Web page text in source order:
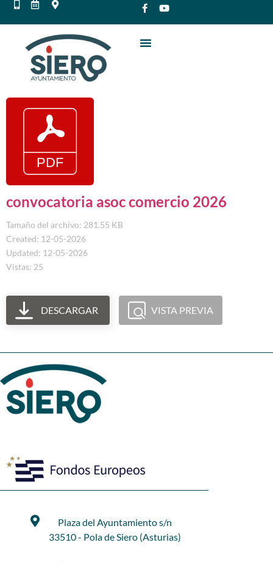
convocatoria asoc comercio 2026
Tamaño del archivo: 281.55 KB
Created: 12-05-2026
Updated: 12-05-2026
Vistas: 25
DESCARGAR VISTA PREVIA
Plaza del Ayuntamiento s/n
33510 - Pola de Siero (Asturias)